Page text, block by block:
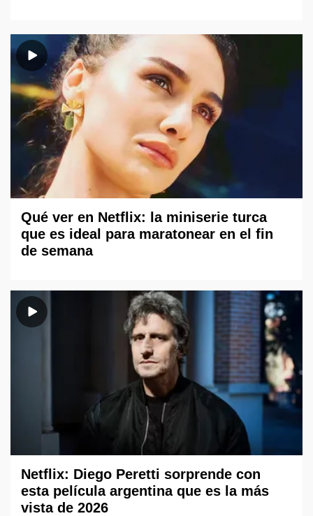
Qué ver en Netflix: la miniserie turca
que es ideal para maratonear en el fin
de semana
Netflix: Diego Peretti sorprende con
esta película argentina que es la más
vista de 2026